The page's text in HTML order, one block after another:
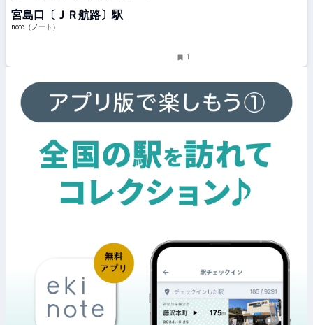
宮島口〔ＪＲ航路〕駅
note（ノート）
1